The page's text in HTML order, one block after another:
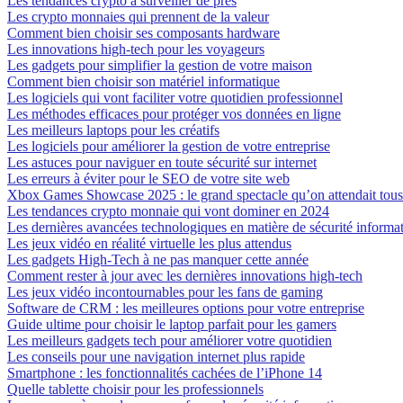
Les crypto monnaies qui prennent de la valeur
Comment bien choisir ses composants hardware
Les innovations high-tech pour les voyageurs
Les gadgets pour simplifier la gestion de votre maison
Comment bien choisir son matériel informatique
Les logiciels qui vont faciliter votre quotidien professionnel
Les méthodes efficaces pour protéger vos données en ligne
Les meilleurs laptops pour les créatifs
Les logiciels pour améliorer la gestion de votre entreprise
Les astuces pour naviguer en toute sécurité sur internet
Les erreurs à éviter pour le SEO de votre site web
Xbox Games Showcase 2025 : le grand spectacle qu’on attendait tous
Les tendances crypto monnaie qui vont dominer en 2024
Les dernières avancées technologiques en matière de sécurité
Les jeux vidéo en réalité virtuelle les plus attendus
Les gadgets High-Tech à ne pas manquer cette année
Comment rester à jour avec les dernières innovations high-tech
Les jeux vidéo incontournables pour les fans de gaming
Software de CRM : les meilleures options pour votre entreprise
Guide ultime pour choisir le laptop parfait pour les gamers
Les meilleurs gadgets tech pour améliorer votre quotidien
Les conseils pour une navigation internet plus rapide
Smartphone : les fonctionnalités cachées de l’iPhone 14
Quelle tablette choisir pour les professionnels